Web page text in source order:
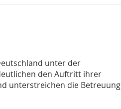
unter der
den Auftritt ihrer
unterstreichen die Betreuung